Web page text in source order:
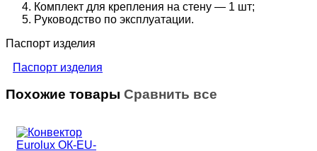
Комплект для крепления на стену — 1 шт;
Руководство по эксплуатации.
Паспорт изделия
Паспорт изделия
Похожие товары Сравнить все